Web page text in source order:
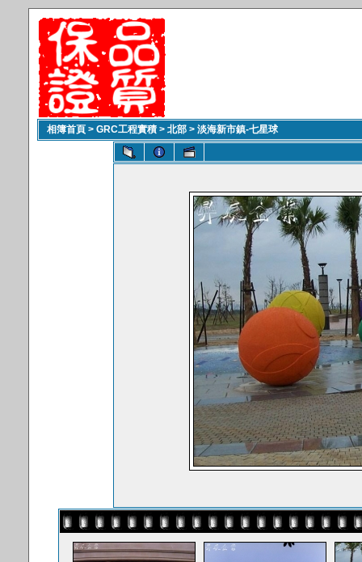
相簿首頁 > GRC工程實積 > 北部 > 淡海新市鎮-七星球